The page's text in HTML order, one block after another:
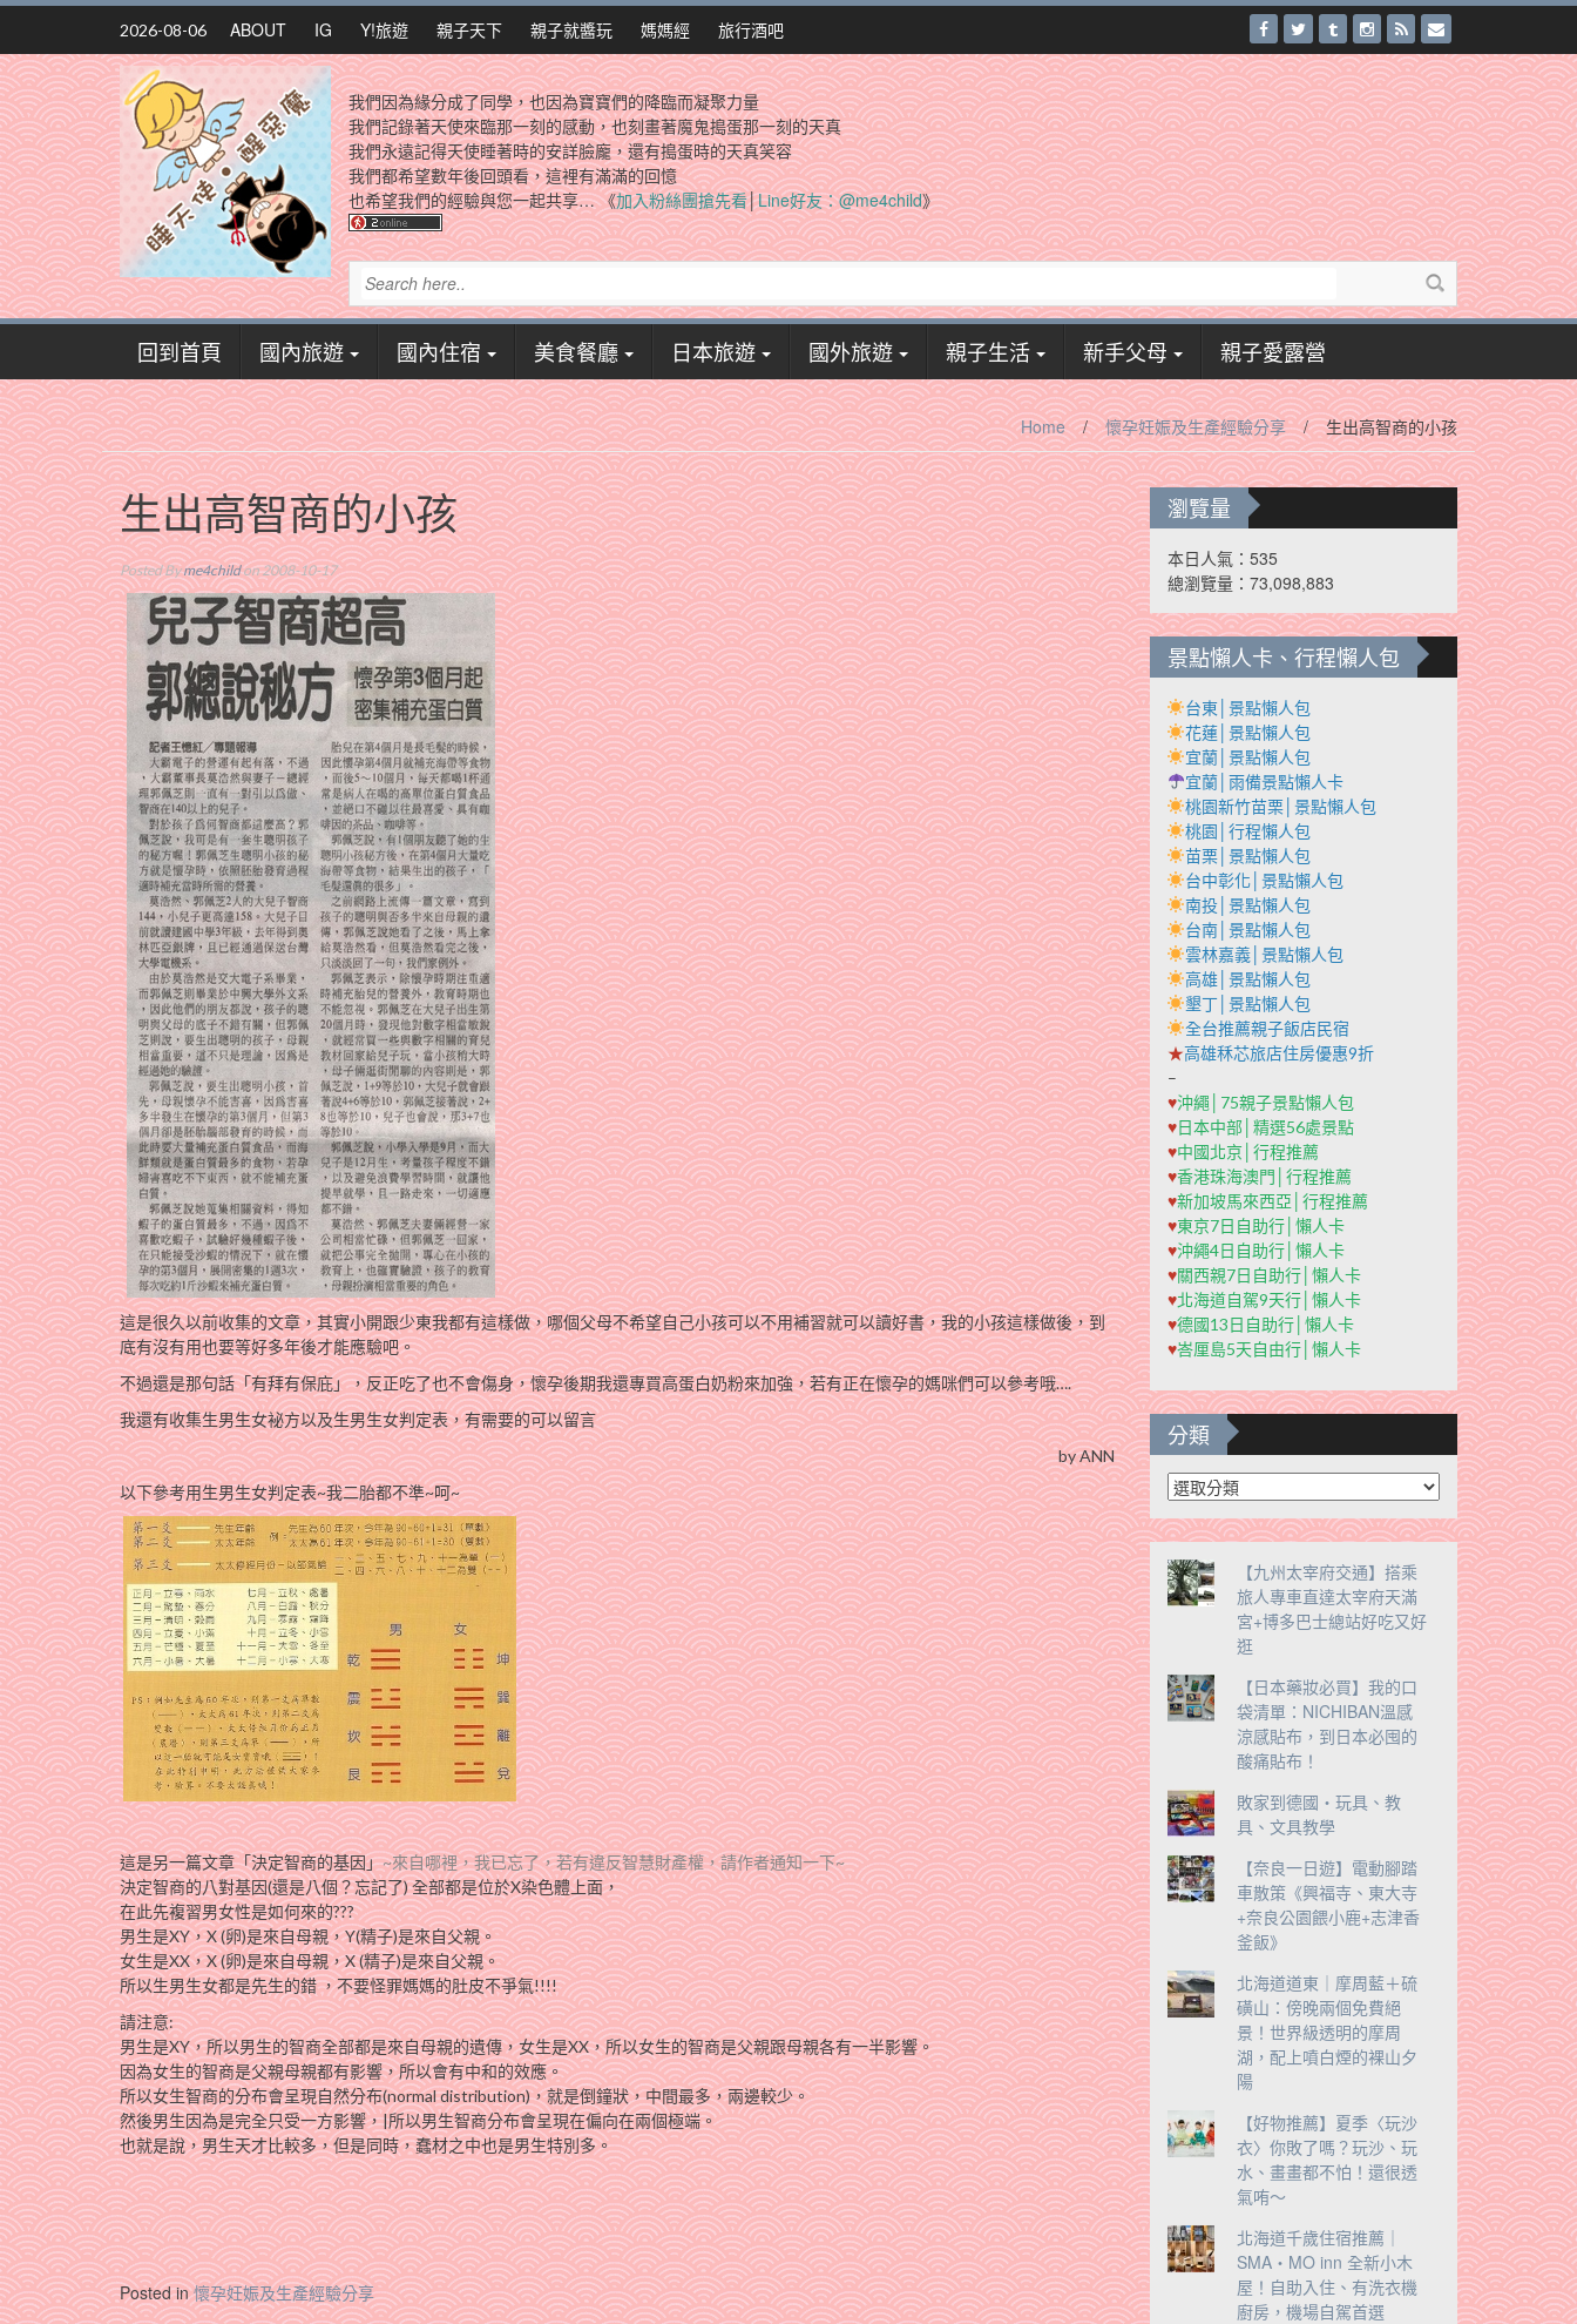
Skip
content
2026-08-06 ABOUT IG Y!旅遊 親子天下 親子就醬玩 媽媽經 旅行酒吧
我們因為緣分成了同學，也因為寶寶們的降臨而凝聚力量
我們記錄著天使來臨那一刻的感動，也刻畫著魔鬼搗蛋那一刻的天真
我們永遠記得天使睡著時的安詳臉龐，還有搗蛋時的天真笑容
我們都希望數年後回頭看，這裡有滿滿的回憶
也希望我們的經驗與您一起共享… 《加入粉絲團搶先看│Line好友：@me4child》
回到首頁 國內旅遊 國內住宿 美食餐廳 日本旅遊 國外旅遊 親子生活 新手父母 親子愛露營
Home / 懷孕妊娠及生產經驗分享 / 生出高智商的小孩
生出高智商的小孩
Posted Byme4childon 2008-10-17
這是很久以前收集的文章，其實小開跟少東我都有這樣做，哪個父母不希望自己小孩可以不用補習就可以讀好書，我的小孩這樣做後，到
底有沒有用也要等好多年後才能應驗吧。
不過還是那句話「有拜有保庇」，反正吃了也不會傷身，懷孕後期我還專買高蛋白奶粉來加強，若有正在懷孕的媽咪們可以參考哦….
我還有收集生男生女袐方以及生男生女判定表，有需要的可以留言
by ANN
以下參考用生男生女判定表~我二胎都不準~呵~
這是另一篇文章「決定智商的基因」~來自哪裡，我已忘了，若有違反智慧財產權，請作者通知一下~
決定智商的八對基因(還是八個？忘記了) 全部都是位於X染色體上面，
在此先複習男女性是如何來的???
男生是XY，X (卵)是來自母親，Y(精子)是來自父親。
女生是XX，X (卵)是來自母親，X (精子)是來自父親。
所以生男生女都是先生的錯 ，不要怪罪媽媽的肚皮不爭氣!!!!
請注意:
男生是XY，所以男生的智商全部都是來自母親的遺傳，女生是XX，所以女生的智商是父親跟母親各有一半影響。
因為女生的智商是父親母親都有影響，所以會有中和的效應。
所以女生智商的分布會呈現自然分布(normal distribution)，就是倒鐘狀，中間最多，兩邊較少。
然後男生因為是完全只受一方影響，|所以男生智商分布會呈現在偏向在兩個極端。
也就是說，男生天才比較多，但是同時，蠢材之中也是男生特別多。
Posted in懷孕妊娠及生產經驗分享
瀏覽量
本日人氣：535
總瀏覽量：73,098,883
景點懶人卡、行程懶人包
台東│景點懶人包
花蓮│景點懶人包
宜蘭│景點懶人包
宜蘭│雨備景點懶人卡
桃園新竹苗栗│景點懶人包
桃園│行程懶人包
苗栗│景點懶人包
台中彰化│景點懶人包
南投│景點懶人包
台南│景點懶人包
雲林嘉義│景點懶人包
高雄│景點懶人包
墾丁│景點懶人包
全台推薦親子飯店民宿
★高雄秝芯旅店住房優惠9折
–
♥沖繩│75親子景點懶人包
♥日本中部│精選56處景點
♥中國北京│行程推薦
♥香港珠海澳門│行程推薦
♥新加坡馬來西亞│行程推薦
♥東京7日自助行│懶人卡
♥沖繩4日自助行│懶人卡
♥關西親7日自助行│懶人卡
♥北海道自駕9天行│懶人卡
♥德國13日自助行│懶人卡
♥峇厘島5天自由行│懶人卡
分類
分
類
【九州太宰府交通】搭乘
旅人專車直達太宰府天滿
宮+博多巴士總站好吃又好
逛
【日本藥妝必買】我的口
袋清單：NICHIBAN溫感
涼感貼布，到日本必囤的
酸痛貼布！
敗家到德國‧玩具、教
具、文具教學
【奈良一日遊】電動腳踏
車散策《興福寺、東大寺
+奈良公園餵小鹿+志津香
釜飯》
北海道道東｜摩周藍＋硫
磺山：傍晚兩個免費絕
景！世界級透明的摩周
湖，配上噴白煙的裸山夕
陽
【好物推薦】夏季〈玩沙
衣〉你敗了嗎？玩沙、玩
水、畫畫都不怕！還很透
氣哊～
北海道千歲住宿推薦｜
SMA・MO inn 全新小木
屋！自助入住、有洗衣機
廚房，機場自駕首選